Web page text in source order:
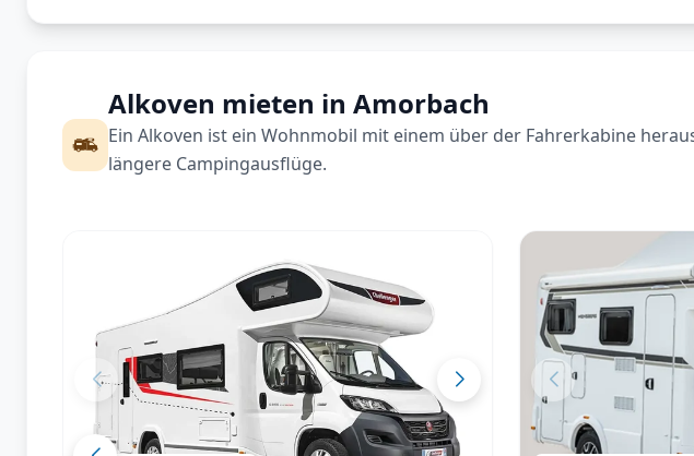
Alkoven mieten in Amorbach
Ein Alkoven ist ein Wohnmobil mit einem über der Fahrerkabine
längere Campingausflüge.